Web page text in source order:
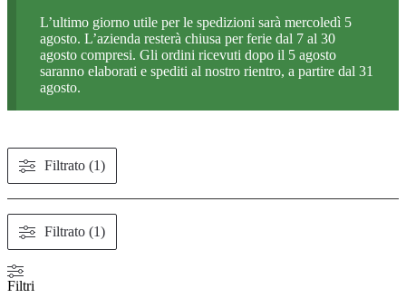
L’ultimo giorno utile per le spedizioni sarà mercoledì 5
agosto. L’azienda resterà chiusa per ferie dal 7 al 30
agosto compresi. Gli ordini ricevuti dopo il 5 agosto
saranno elaborati e spediti al nostro rientro, a partire dal 31
agosto.
Filtrato (1)
Filtrato (1)
Filtri